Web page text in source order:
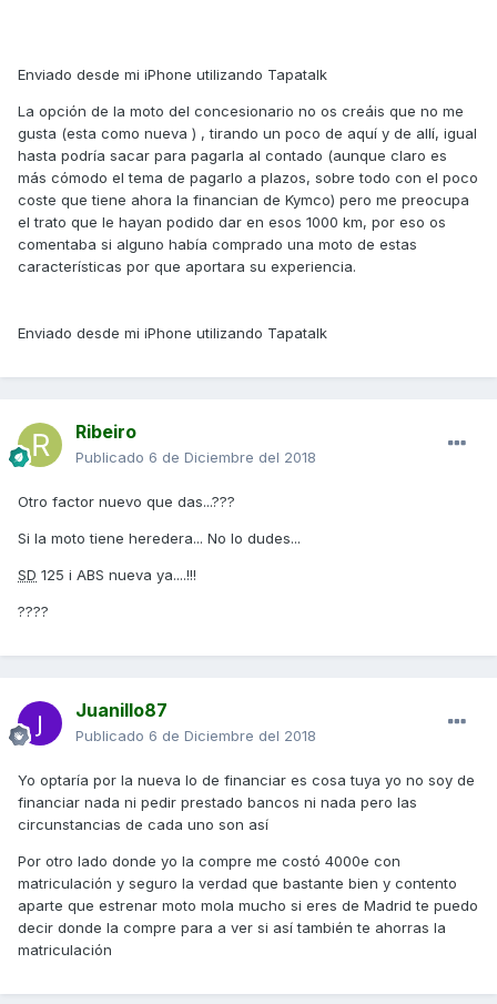
Enviado desde mi iPhone utilizando Tapatalk
La opción de la moto del concesionario no os creáis que no me
gusta (esta como nueva ) , tirando un poco de aquí y de allí, igual
hasta podría sacar para pagarla al contado (aunque claro es
más cómodo el tema de pagarlo a plazos, sobre todo con el poco
coste que tiene ahora la financian de Kymco) pero me preocupa
el trato que le hayan podido dar en esos 1000 km, por eso os
comentaba si alguno había comprado una moto de estas
características por que aportara su experiencia.
Enviado desde mi iPhone utilizando Tapatalk
Ribeiro
Publicado 6 de Diciembre del 2018
Otro factor nuevo que das...???
Si la moto tiene heredera... No lo dudes...
SD 125 i ABS nueva ya....!!!
????
Juanillo87
Publicado 6 de Diciembre del 2018
Yo optaría por la nueva lo de financiar es cosa tuya yo no soy de
financiar nada ni pedir prestado bancos ni nada pero las
circunstancias de cada uno son así
Por otro lado donde yo la compre me costó 4000e con
matriculación y seguro la verdad que bastante bien y contento
aparte que estrenar moto mola mucho si eres de Madrid te puedo
decir donde la compre para a ver si así también te ahorras la
matriculación